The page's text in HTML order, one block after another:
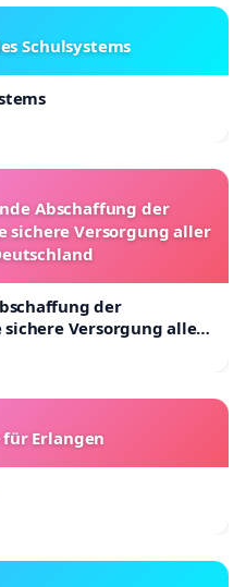
Schulsystems
Abschaffung der
sichere Versorgung aller
der
Versorgung aller
Erlangen